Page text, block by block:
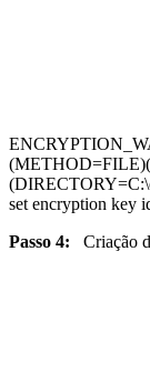
set encryption key
Passo 4:
Criação